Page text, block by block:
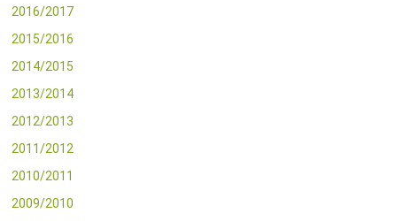
2016/2017
2015/2016
2014/2015
2013/2014
2012/2013
2011/2012
2010/2011
2009/2010